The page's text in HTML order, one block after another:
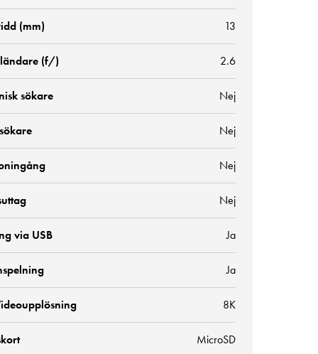
(mm) 13
(f/) 2.6
sökare Nej
Nej
Nej
Nej
via USB Ja
Ja
8K
MicroSD